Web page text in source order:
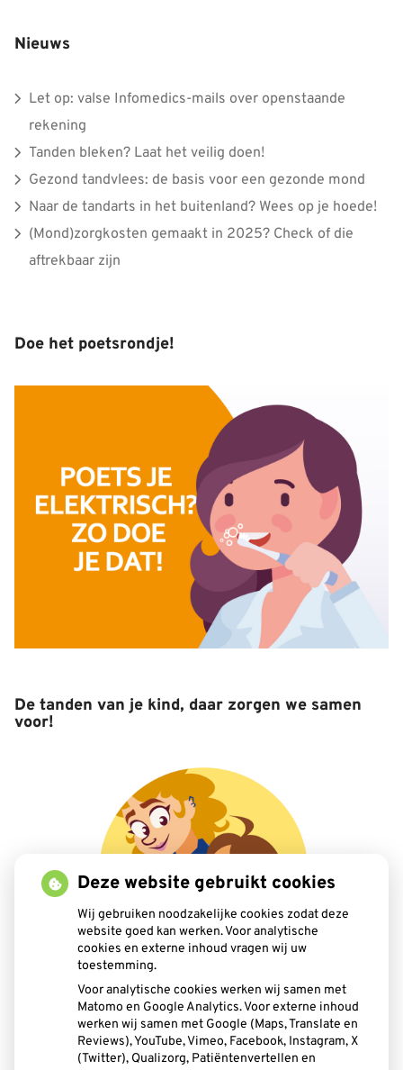
Nieuws
Let op: valse Infomedics-mails over openstaande
rekening
Tanden bleken? Laat het veilig doen!
Gezond tandvlees: de basis voor een gezonde mond
Naar de tandarts in het buitenland? Wees op je hoede!
(Mond)zorgkosten gemaakt in 2025? Check of die
aftrekbaar zijn
Doe het poetsrondje!
De tanden van je kind, daar zorgen we samen
voor!
Deze website gebruikt cookies
Wij gebruiken noodzakelijke cookies zodat deze
website goed kan werken. Voor analytische
cookies en externe inhoud vragen wij uw
toestemming.
Voor analytische cookies werken wij samen met
Matomo en Google Analytics. Voor externe inhoud
werken wij samen met Google (Maps, Translate en
Reviews), YouTube, Vimeo, Facebook, Instagram, X
(Twitter), Qualizorg, Patiëntenvertellen en